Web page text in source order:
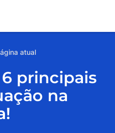
atual
principais
na